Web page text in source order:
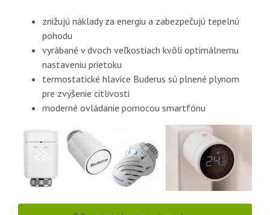
znižujú náklady za energiu a zabezpečujú tepelnú
pohodu
vyrábané v dvoch veľkostiach kvôli optimálnemu
nastaveniu prietoku
termostatické hlavice Buderus sú plnené plynom
pre zvýšenie citlivosti
moderné ovládanie pomocou smartfónu